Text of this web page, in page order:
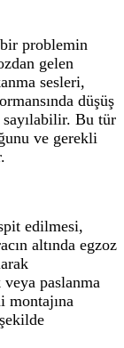
problemin
gelen
sesleri,
düşüş
sayılabilir. Bu tür
ve gerekli
edilmesi,
altında egzoz
paslanma
montajına